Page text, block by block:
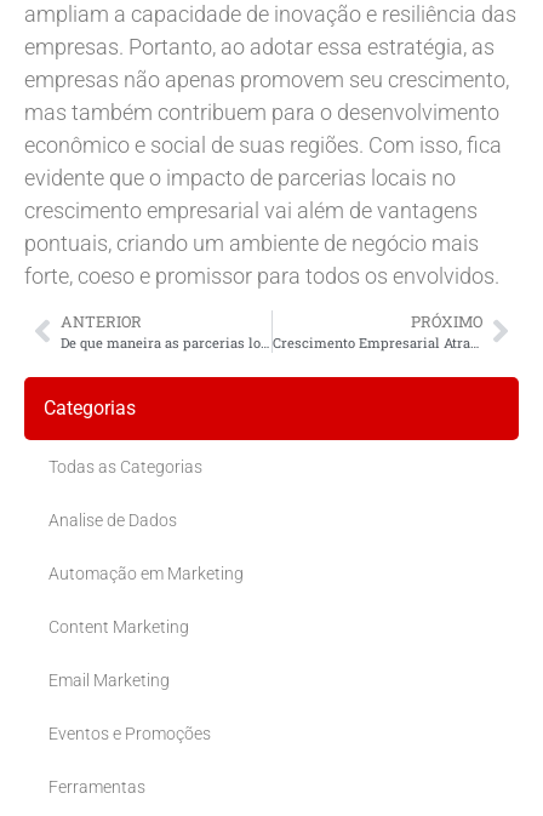
ampliam a capacidade de inovação e resiliência das
empresas. Portanto, ao adotar essa estratégia, as
empresas não apenas promovem seu crescimento,
mas também contribuem para o desenvolvimento
econômico e social de suas regiões. Com isso, fica
evidente que o impacto de parcerias locais no
crescimento empresarial vai além de vantagens
pontuais, criando um ambiente de negócio mais
forte, coeso e promissor para todos os envolvidos.
ANTERIOR PRÓXIMO
Crescimento Empresarial Através de Parcerias Locais
Categorias
Todas as Categorias
Analise de Dados
Automação em Marketing
Content Marketing
Email Marketing
Eventos e Promoções
Ferramentas